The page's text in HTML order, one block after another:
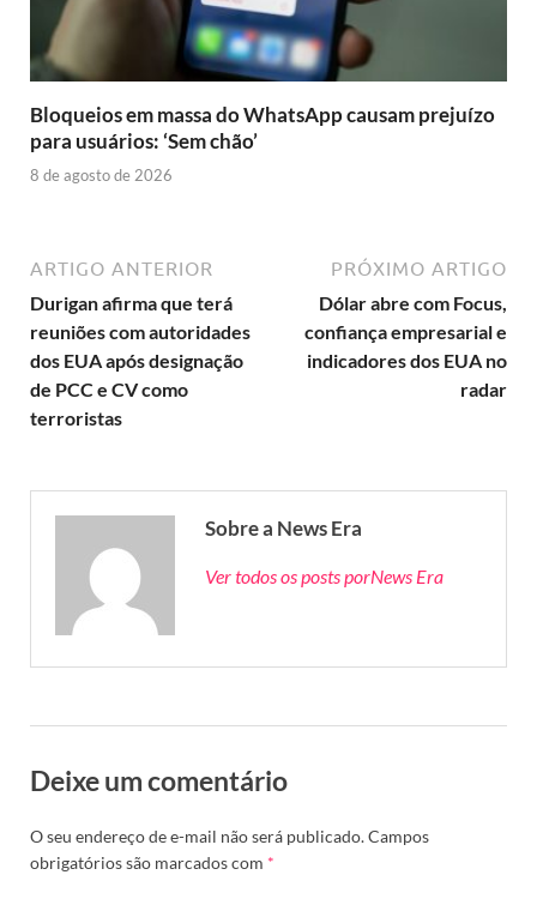
Bloqueios em massa do WhatsApp causam prejuízo
para usuários: ‘Sem chão’
8 de agosto de 2026
ARTIGO ANTERIOR
Durigan afirma que terá
reuniões com autoridades
dos EUA após designação
de PCC e CV como
terroristas
PRÓXIMO ARTIGO
Dólar abre com Focus,
confiança empresarial e
indicadores dos EUA no
radar
Sobre a News Era
Ver todos os posts porNews Era
Deixe um comentário
O seu endereço de e-mail não será publicado.Campos
obrigatórios são marcados com *